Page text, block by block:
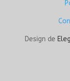
Design de